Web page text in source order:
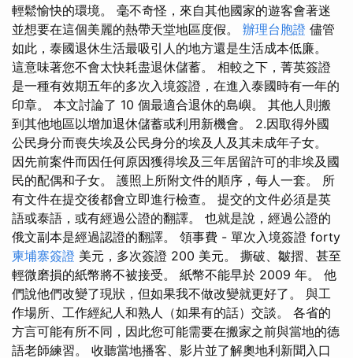
輕鬆愉快的環境。 毫不奇怪，來自其他國家的遊客會著迷
並想要在這個美麗的熱帶天堂地區度假。 辦理台胞證 儘管
如此，泰國退休生活最吸引人的地方還是生活成本低廉。
這意味著您不會太快耗盡退休儲蓄。 相較之下，菁英簽證
是一種有效期五年的多次入境簽證，在進入泰國時有一年的
印章。 本文討論了 10 個最適合退休的島嶼。 其他人則搬
到其他地區以增加退休儲蓄或利用新機會。 2.因取得外國
公民身分而喪失埃及公民身分的埃及人及其未成年子女。
因先前案件而因任何原因獲得埃及三年居留許可的非埃及國
民的配偶和子女。 護照上所附文件的順序，每人一套。 所
有文件在提交後都會立即進行檢查。 提交的文件必須是英
語或泰語，或有經過公證的翻譯。 也就是說，經過公證的
俄文副本是經過認證的翻譯。 領事費 - 單次入境簽證 forty
柬埔寨簽證 美元，多次簽證 200 美元。 撕破、皺摺、甚至
輕微磨損的紙幣將不被接受。 紙幣不能早於 2009 年。 他
們說他們改變了現狀，但如果我不做改變就更好了。 與工
作場所、工作經紀人和熟人（如果有的話）交談。 各省的
方言可能有所不同，因此您可能需要在搬家之前與當地的德
語老師練習。 收聽當地播客、影片並了解奧地利新聞入口